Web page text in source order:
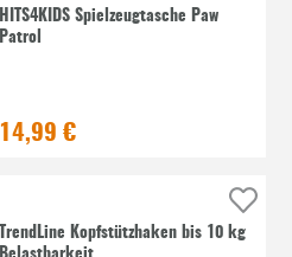
HITS4KIDS Spielzeugtasche Paw
Patrol
14,99 €
TrendLine Kopfstützhaken bis 10 kg